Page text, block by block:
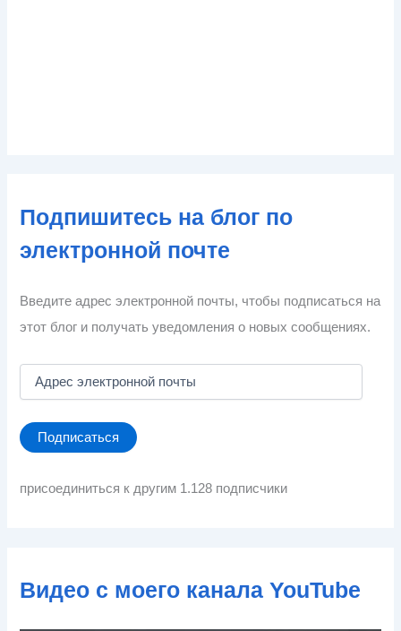
Подпишитесь на блог по
электронной почте
Введите адрес электронной почты, чтобы подписаться на
этот блог и получать уведомления о новых сообщениях.
е
с
е
н
Подписаться
присоединиться к другим 1.128 подписчики
Видео с моего канала YouTube